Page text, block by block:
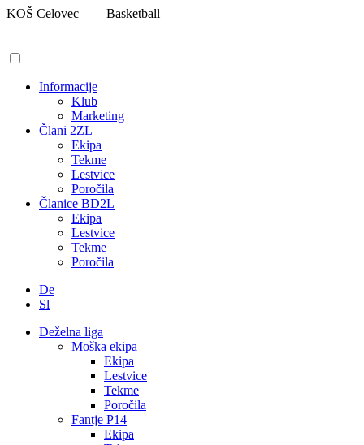
Pojdi
KOŠ Celovec Basketball
Informacije
Klub
Marketing
Člani 2ZL
Ekipa
Tekme
Lestvice
Poročila
Članice BD2L
Ekipa
Lestvice
Tekme
Poročila
De
Sl
Deželna liga
Moška ekipa
Ekipa
Lestvice
Tekme
Poročila
Fantje P14
Ekipa